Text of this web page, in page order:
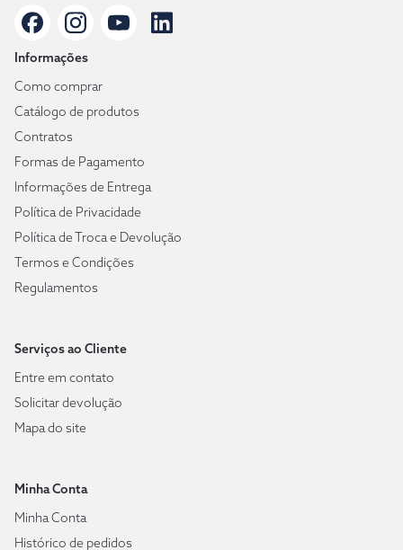
Informações
Como comprar
Catálogo de produtos
Contratos
Formas de Pagamento
Informações de Entrega
Política de Privacidade
Política de Troca e Devolução
Termos e Condições
Regulamentos
Serviços ao Cliente
Entre em contato
Solicitar devolução
Mapa do site
Minha Conta
Minha Conta
Histórico de pedidos